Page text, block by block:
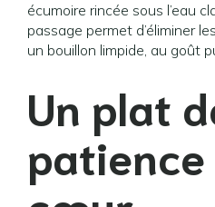
écumoire rincée sous l’eau
passage permet d’éliminer
un bouillon limpide, au goût
Un plat